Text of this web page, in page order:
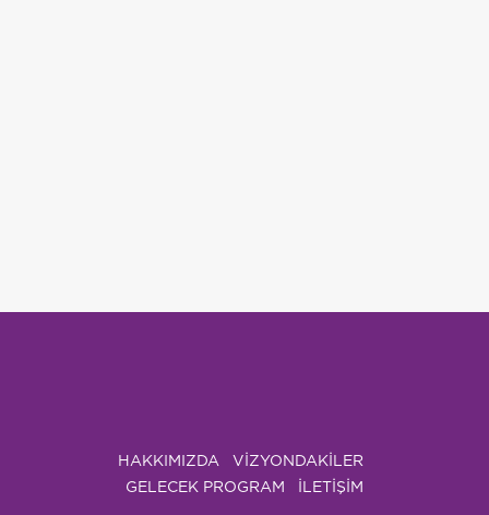
HAKKIMIZDA
VIZYONDAKILER
GELECEK PROGRAM
İLETİŞİM